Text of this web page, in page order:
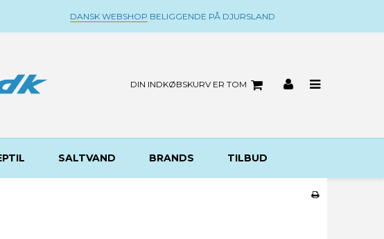
DANSK WEBSHOP BELIGGENDE PÅ DJURSLAND
DIN INDKØBSKURV ER TOM
SALTVAND BRANDS TILBUD